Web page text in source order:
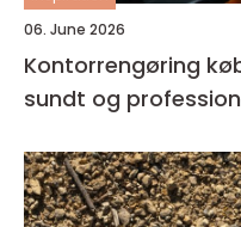
06. June 2026
Kontorrengøring
sundt og